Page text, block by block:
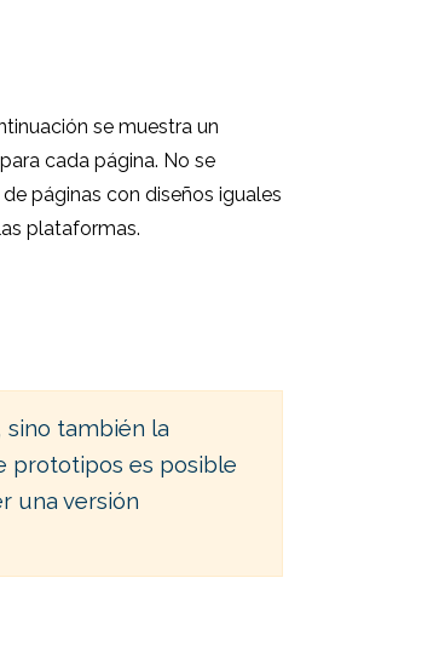
se muestra un
cada página. No se
páginas con diseños iguales
plataformas.
sino también la
prototipos es posible
una versión